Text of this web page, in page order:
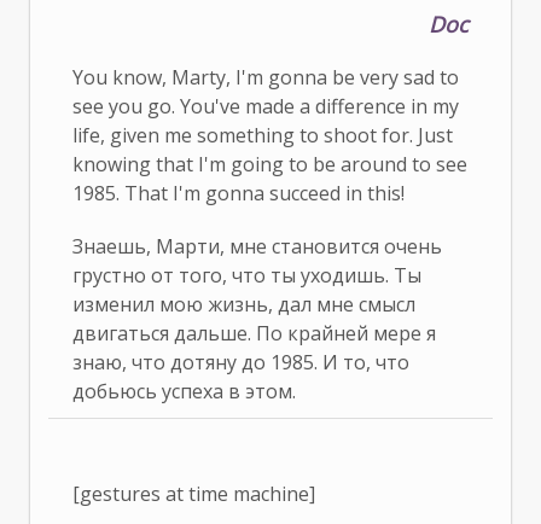
Doc
You know, Marty, I'm gonna be very sad to
see you go. You've made a difference in my
life, given me something to shoot for. Just
knowing that I'm going to be around to see
1985. That I'm gonna succeed in this!
Знаешь, Марти, мне становится очень
грустно от того, что ты уходишь. Ты
изменил мою жизнь, дал мне смысл
двигаться дальше. По крайней мере я
знаю, что дотяну до 1985. И то, что
добьюсь успеха в этом.
[gestures at time machine]